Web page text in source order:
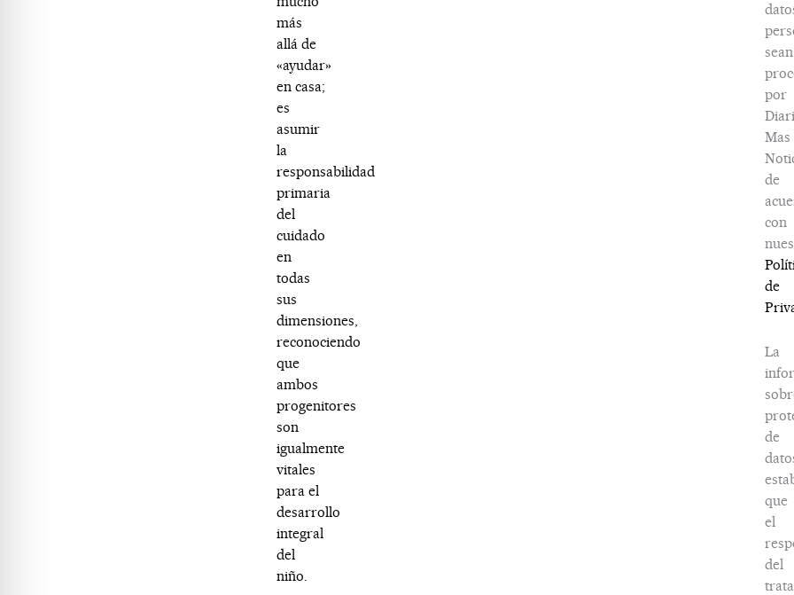
más
allá de
«ayudar»
en casa;
es
asumir
la
responsabilidad
primaria
del
cuidado
en
todas
sus
dimensiones,
reconociendo
que
ambos
progenitores
son
igualmente
vitales
para el
desarrollo
integral
del
niño.
sean
por
Mas
de
con
de
La
de
que
el
del